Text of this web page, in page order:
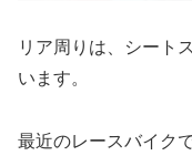
リア周りは、シート
います。
最近のレースバイク